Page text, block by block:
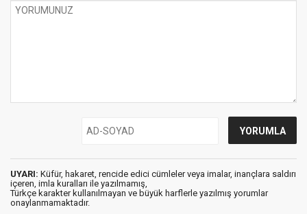
UYARI: Küfür, hakaret, rencide edici cümleler veya imalar, inançlara saldırı
içeren, imla kuralları ile yazılmamış,
Türkçe karakter kullanılmayan ve büyük harflerle yazılmış yorumlar
onaylanmamaktadır.